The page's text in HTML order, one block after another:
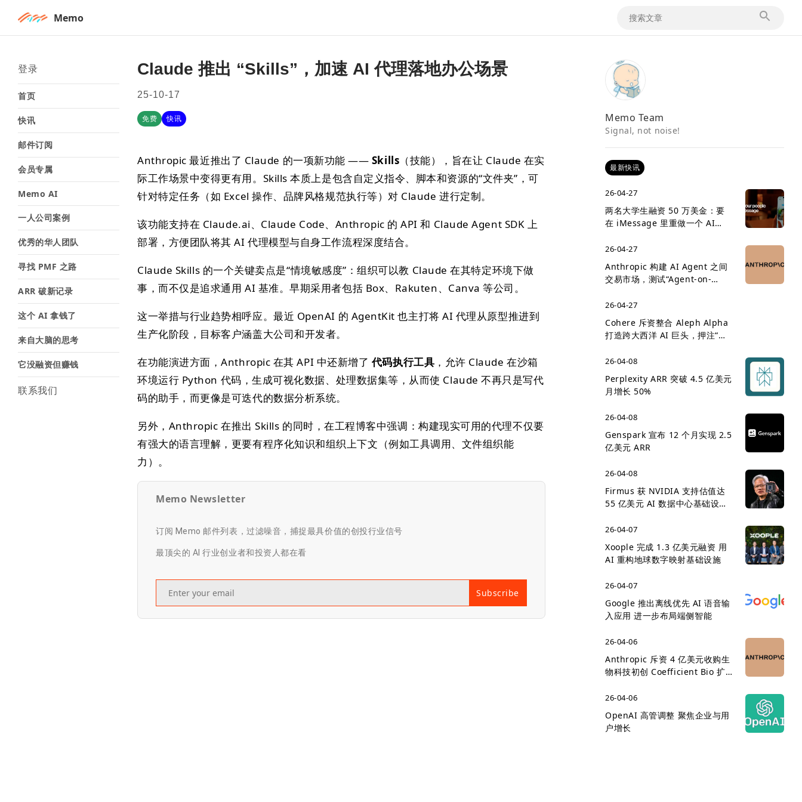
Memo
登录
首页
快讯
邮件订阅
会员专属
Memo AI
一人公司案例
优秀的华人团队
寻找 PMF 之路
ARR 破新记录
这个 AI 拿钱了
来自大脑的思考
它没融资但赚钱
联系我们
Claude 推出 “Skills”，加速 AI 代理落地办公场景
25-10-17
免费 快讯
Anthropic 最近推出了 Claude 的一项新功能 —— Skills （技能），旨在让 Claude 在实
际工作场景中变得更有用。Skills 本质上是包含自定义指令、脚本和资源的“文件夹”，可
针对特定任务（如 Excel 操作、品牌风格规范执行等）对 Claude 进行定制。
该功能支持在 Claude.ai、Claude Code、Anthropic 的 API 和 Claude Agent SDK 上
部署，方便团队将其 AI 代理模型与自身工作流程深度结合。
Claude Skills 的一个关键卖点是“情境敏感度”：组织可以教 Claude 在其特定环境下做
事，而不仅是追求通用 AI 基准。早期采用者包括 Box、Rakuten、Canva 等公司。
这一举措与行业趋势相呼应。最近 OpenAI 的 AgentKit 也主打将 AI 代理从原型推进到
生产化阶段，目标客户涵盖大公司和开发者。
在功能演进方面，Anthropic 在其 API 中还新增了 代码执行工具 ，允许 Claude 在沙箱
环境运行 Python 代码，生成可视化数据、处理数据集等，从而使 Claude 不再只是写代
码的助手，而更像是可迭代的数据分析系统。
另外，Anthropic 在推出 Skills 的同时，在工程博客中强调：构建现实可用的代理不仅要
有强大的语言理解，更要有程序化知识和组织上下文（例如工具调用、文件组织能
力）。
Memo Newsletter
订阅 Memo 邮件列表，过滤噪音，捕捉最具价值的创投行业信号
最顶尖的 AI 行业创业者和投资人都在看
Subscribe
Memo Team
Signal, not noise!
最新快讯
26-04-27
两名大学生融资 50 万美金：要
在 iMessage 里重做一个 AI
26-04-27
Anthropic 构建 AI Agent 之间
交易市场，测试“Agent-on-
26-04-27
Cohere 斥资整合 Aleph Alpha
打造跨大西洋 AI 巨头，押注“主
26-04-08
Perplexity ARR 突破 4.5 亿美元
月增长 50%
26-04-08
Genspark 宣布 12 个月实现 2.5
亿美元 ARR
26-04-08
Firmus 获 NVIDIA 支持估值达
55 亿美元 AI 数据中心基础设施
26-04-07
Xoople 完成 1.3 亿美元融资 用
AI 重构地球数字映射基础设施
26-04-07
Google 推出离线优先 AI 语音输
入应用 进一步布局端侧智能
26-04-06
Anthropic 斥资 4 亿美元收购生
物科技初创 Coefficient Bio 扩
26-04-06
OpenAI 高管调整 聚焦企业与用
户增长